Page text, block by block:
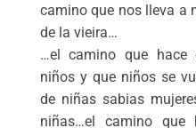
camino que nos lleva a
de la vieira…
…el camino que hace
niños y que niños se
de niñas sabias
niñas…el camino que